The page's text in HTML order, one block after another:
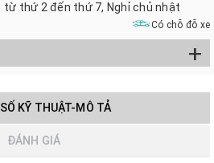
từ thứ 2 đến thứ 7, Nghỉ chủ nhật
Có chỗ đỗ xe
+
KỸ THUẬT-MÔ TẢ
ĐÁNH GIÁ